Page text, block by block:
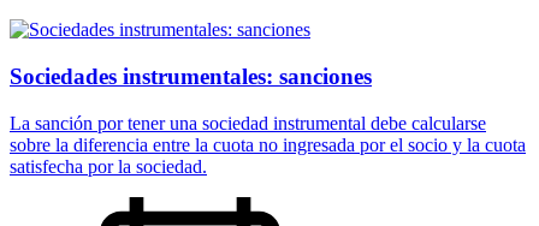
Sociedades instrumentales: sanciones
La sanción por tener una sociedad instrumental debe calcularse
sobre la diferencia entre la cuota no ingresada por el socio y la cuota
satisfecha por la sociedad.